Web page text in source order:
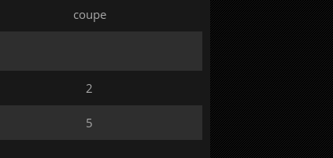
coupe
2
5